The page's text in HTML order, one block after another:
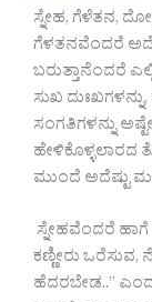
ಸ್ನೇಹ, ಗೆಳೆತನ,
ಗೆಳತನವೆಂದರೆ
ಬರುತ್ತಾನೆಂದರೆ
ಸುಖ
ಸಂಗತಿಗಳನ್ನು
ಮುಂದೆ ಅದೆಷ್ಟು
ಸ್ನೇಹವೆಂದರೆ ಹಾಗೆ
ಕಣ್ಣೀರು ಒರೆಸುವ,
ಹೆದರಬೇಡ..”